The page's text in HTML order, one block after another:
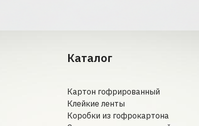
Каталог
Картон гофрированный
Клейкие ленты
Коробки из гофрокартона